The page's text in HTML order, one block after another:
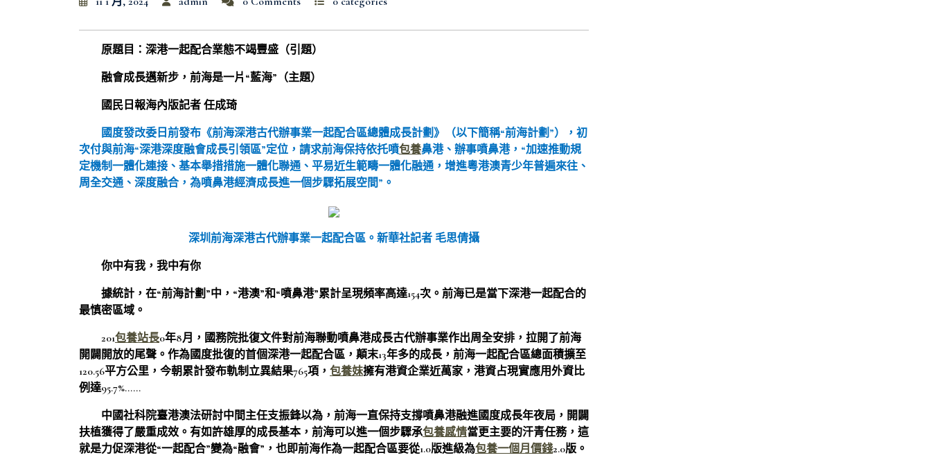
原題目：深港一起配合業態不竭豐盛（引題）
融會成長邁新步，前海是一片“藍海”（主題）
國民日報海內版記者 任成琦
國度發改委日前發布《前海深港古代辦事業一起配合區總體成長計劃》（以下簡稱“前海計劃”），初
次付與前海“深港深度融會成長引領區”定位，請求前海保持依托噴包養鼻港、辦事噴鼻港，“加速推動規
定機制一體化連接、基本舉措措施一體化聯通、平易近生範疇一體化融通，增進粵港澳青少年普遍來往、
周全交通、深度融合，為噴鼻港經濟成長進一個步驟拓展空間”。
深圳前海深港古代辦事業一起配合區。 新華社記者 毛思倩攝
你中有我，我中有你
據統計，在“前海計劃”中，“港澳”和“噴鼻港”累計呈現頻率高達154次。前海已是當下深港一起配合的
最慎密區域。
201包養站長0年8月，國務院批復文件對前海聯動噴鼻港成長古代辦事業作出周全安排，拉開了前海
開闢開放的尾聲。作為國度批復的首個深港一起配合區，顛末13年多的成長，前海一起配合區總面積擴至
120.56平方公里，今朝累計發布軌制立異結果765項， 包養妹擁有港資企業近萬家，港資占現實應用外資比
例達95.7%……
中國社科院臺港澳法研討中間主任支振鋒以為，前海一直保持支撐噴鼻港融進國度成長年夜局，開闢
扶植獲得了嚴重成效。有如許雄厚的成長基本，前海可以進一個步驟承包養感情當更主要的汗青任務，這
就是力促深港從“一起配合”變為“融會”，也即前海作為一起配合區要從1.0版進級為包養一個月價錢2.0版。